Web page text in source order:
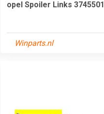
opel Spoiler Links 3745501
Winparts.nl